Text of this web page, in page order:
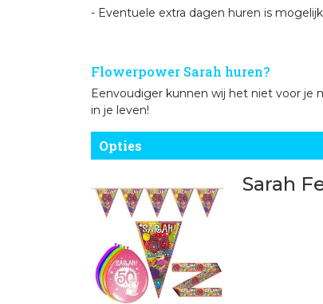
- Eventuele extra dagen huren is
Flowerpower Sarah huren?
Eenvoudiger kunnen wij het niet voor je
in je leven!
Opties
Sarah